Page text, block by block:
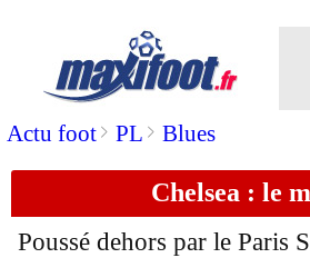
Actu foot> PL > Blues
Chelsea : le
Poussé dehors par le Paris
West Ham : Lyon
29/06 Nantes: Simon
29/06 Angers: Sabanovic